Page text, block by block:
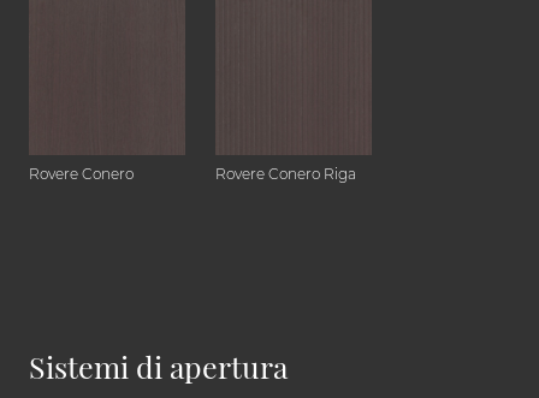
Rovere Conero Rovere Conero Riga
Sistemi di apertura